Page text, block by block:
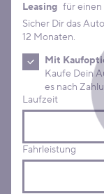
Leasing
Leasing für
Sicher Dir das
12 Monaten.
Mit
Kaufe Dein
Laufzeit
Fahrleistung